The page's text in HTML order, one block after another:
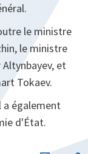
le ministre
le ministre
et
Tokaev.
a également
d'État.